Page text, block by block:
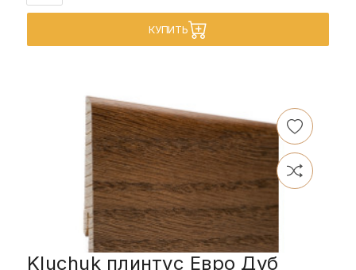
КУПИТЬ
Kluchuk плинтус Евро Дуб